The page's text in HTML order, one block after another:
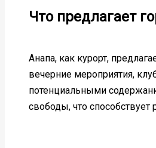
Что предлагает
Анапа, как курорт,
вечерние мероприятия,
потенциальными
свободы, что